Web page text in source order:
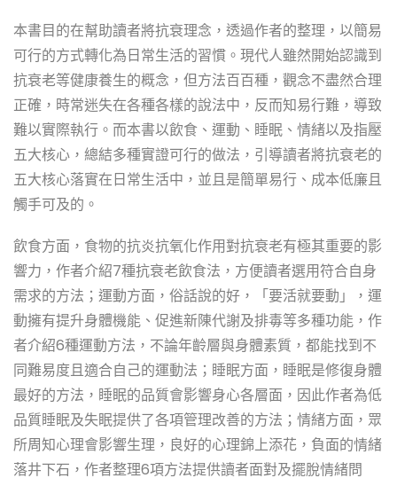
本書目的在幫助讀者將抗衰理念，透過作者的整理，以簡易
可行的方式轉化為日常生活的習慣。現代人雖然開始認識到
抗衰老等健康養生的概念，但方法百百種，觀念不盡然合理
正確，時常迷失在各種各樣的說法中，反而知易行難，導致
難以實際執行。而本書以飲食、運動、睡眠、情緒以及指壓
五大核心，總結多種實證可行的做法，引導讀者將抗衰老的
五大核心落實在日常生活中，並且是簡單易行、成本低廉且
觸手可及的。
飲食方面，食物的抗炎抗氧化作用對抗衰老有極其重要的影
響力，作者介紹7種抗衰老飲食法，方便讀者選用符合自身
需求的方法；運動方面，俗話說的好，「要活就要動」，運
動擁有提升身體機能、促進新陳代謝及排毒等多種功能，作
者介紹6種運動方法，不論年齡層與身體素質，都能找到不
同難易度且適合自己的運動法；睡眠方面，睡眠是修復身體
最好的方法，睡眠的品質會影響身心各層面，因此作者為低
品質睡眠及失眠提供了各項管理改善的方法；情緒方面，眾
所周知心理會影響生理，良好的心理錦上添花，負面的情緒
落井下石，作者整理6項方法提供讀者面對及擺脫情緒問